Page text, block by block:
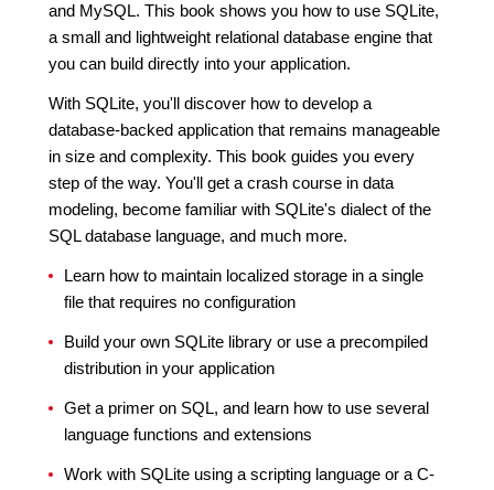
and MySQL. This book shows you how to use SQLite,
a small and lightweight relational database engine that
you can build directly into your application.
With SQLite, you'll discover how to develop a
database-backed application that remains manageable
in size and complexity. This book guides you every
step of the way. You'll get a crash course in data
modeling, become familiar with SQLite's dialect of the
SQL database language, and much more.
Learn how to maintain localized storage in a single
file that requires no configuration
Build your own SQLite library or use a precompiled
distribution in your application
Get a primer on SQL, and learn how to use several
language functions and extensions
Work with SQLite using a scripting language or a C-